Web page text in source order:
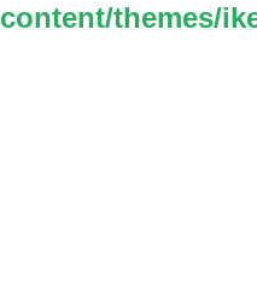
content/themes/